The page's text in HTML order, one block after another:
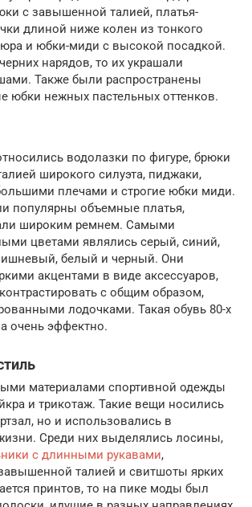
с завышенной талией, платья-
длиной ниже колен из тонкого
и юбки-миди с высокой посадкой.
нарядов, то их украшали
Также были распространены
юбки нежных пастельных оттенков.
водолазки по фигуре, брюки
широкого силуэта, пиджаки,
плечами и строгие юбки миди.
популярны объемные платья,
широким ремнем. Самыми
цветами являлись серый, синий,
белый и черный. Они
акцентами в виде аксессуаров,
с общим образом,
лодочками. Такая обувь 80-х
очень эффектно.
материалами спортивной одежды
и трикотаж. Такие вещи носились
но и использовались в
Среди них выделялись лосины,
с длинными рукавами,
талией и свитшоты ярких
принтов, то на пике моды был